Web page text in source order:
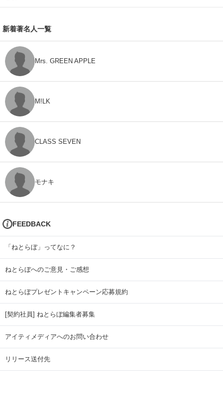
新着著名人一覧
Mrs. GREEN APPLE
M!LK
CLASS SEVEN
モナキ
FEEDBACK
「ねとらぼ」ってなに？
ねとらぼへのご意見・ご感想
ねとらぼプレゼントキャンペーン応募規約
[契約社員] ねとらぼ編集者募集
アイティメディアへのお問い合わせ
リリース送付先